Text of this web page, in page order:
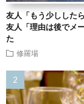
友人「もう少しした
友人「理由は後でメ
た
修羅場